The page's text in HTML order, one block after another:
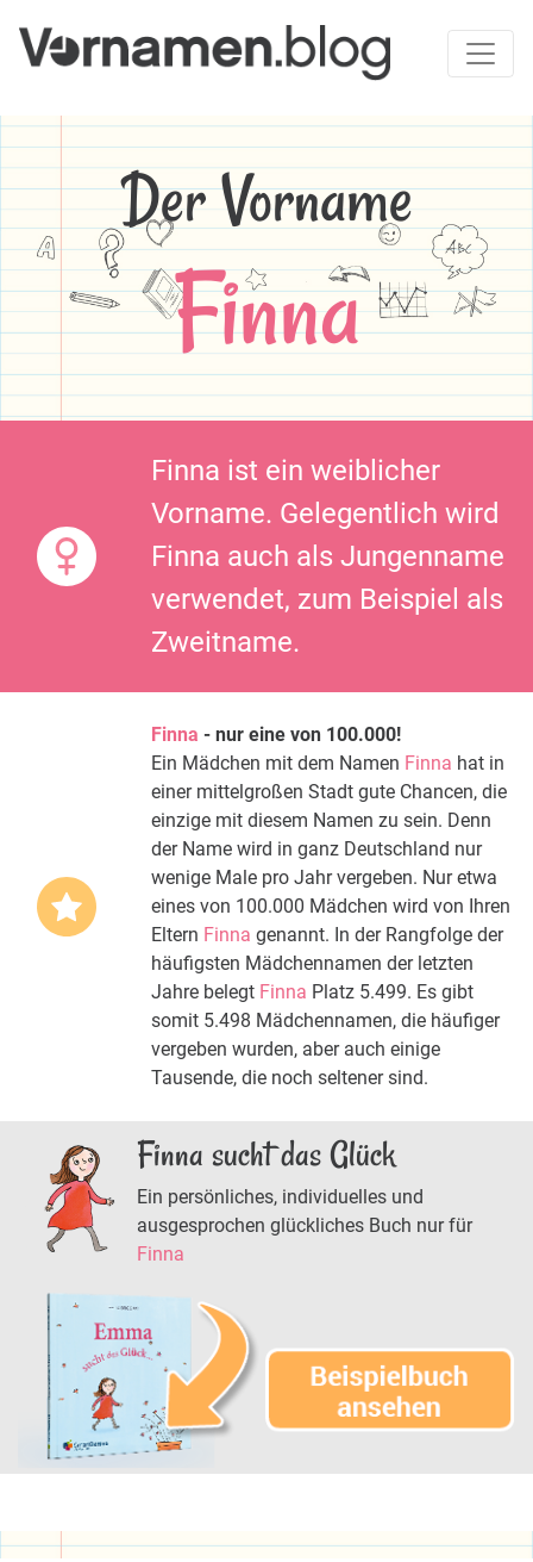
Der Vorname
Finna
Finna ist ein weiblicher
Vorname. Gelegentlich wird
Finna auch als Jungenname
verwendet, zum Beispiel als
Zweitname.
Finna - nur eine von 100.000!
Ein Mädchen mit dem Namen Finna hat in
einer mittelgroßen Stadt gute Chancen, die
einzige mit diesem Namen zu sein. Denn
der Name wird in ganz Deutschland nur
wenige Male pro Jahr vergeben. Nur etwa
eines von 100.000 Mädchen wird von Ihren
Eltern Finna genannt. In der Rangfolge der
häufigsten Mädchennamen der letzten
Jahre belegt Finna Platz 5.499. Es gibt
somit 5.498 Mädchennamen, die häufiger
vergeben wurden, aber auch einige
Tausende, die noch seltener sind.
Finna sucht das Glück
Ein persönliches, individuelles und
ausgesprochen glückliches Buch nur für
Finna